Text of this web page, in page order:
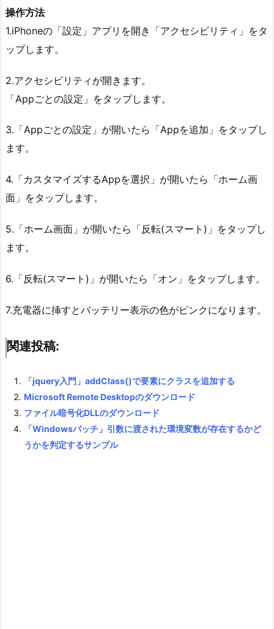
操作方法
1.iPhoneの「設定」アプリを開き「アクセシビリティ」をタ
ップします。
2.アクセシビリティが開きます。
「Appごとの設定」をタップします。
3.「Appごとの設定」が開いたら「Appを追加」をタップし
ます。
4.「カスタマイズするAppを選択」が開いたら「ホーム画
面」をタップします。
5.「ホーム画面」が開いたら「反転(スマート)」をタップし
ます。
6.「反転(スマート)」が開いたら「オン」をタップします。
7.充電器に挿すとバッテリー表示の色がピンクになります。
関連投稿:
「jquery入門」addClass()で要素にクラスを追加する
Microsoft Remote Desktopのダウンロード
ファイル暗号化DLLのダウンロード
「Windowsバッチ」引数に渡された環境変数が存在するかど
うかを判定するサンプル